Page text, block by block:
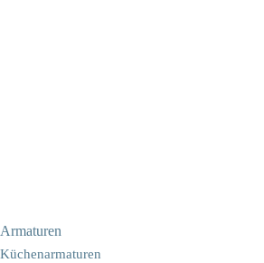
Armaturen
Küchenarmaturen